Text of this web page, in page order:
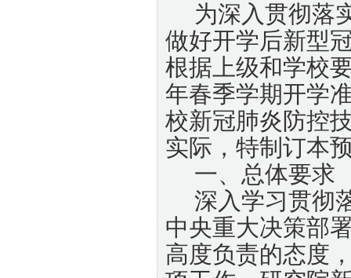
为深入贯彻落
做好开学后新型
根据上级和学校
年春季学期开学
校新冠肺炎防控
实际，特制订本
一、总体要求
深入学习贯彻
中央重大决策部
高度负责的态度